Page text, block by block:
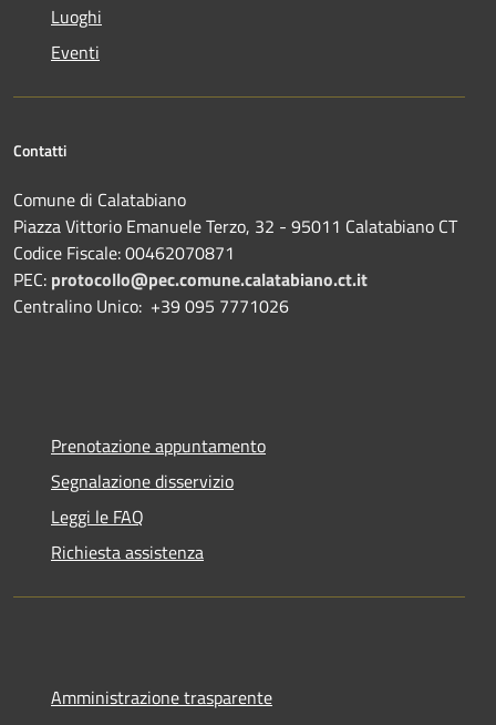
Luoghi
Eventi
Contatti
Comune di Calatabiano
Piazza Vittorio Emanuele Terzo, 32 - 95011 Calatabiano CT
Codice Fiscale: 00462070871
PEC: protocollo@pec.comune.calatabiano.ct.it
Centralino Unico: +39 095 7771026
Prenotazione appuntamento
Segnalazione disservizio
Leggi le FAQ
Richiesta assistenza
Amministrazione trasparente